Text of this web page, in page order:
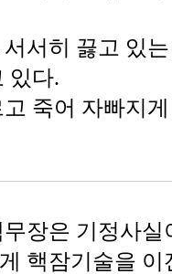
서히 끓고 있
있다.
죽어 자빠지
장은 기정사실
핵잠기술을